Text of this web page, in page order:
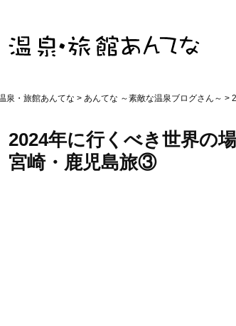
泉・旅館あんてな > あんてな ～素敵な温泉ブログさん～ >
2024年に行くべき世界の
宮崎・鹿児島旅③